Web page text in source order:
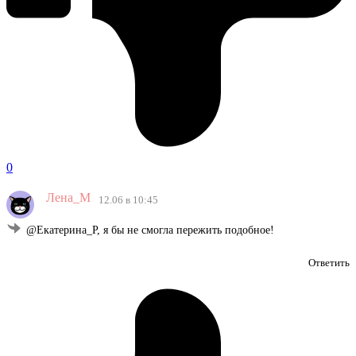
0
Лена_М 12.06 в 10:45
@Екатерина_Р, я бы не смогла пережить подобное!
Ответить